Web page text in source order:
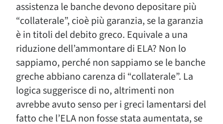
assistenza le banche devono depositare più
“collaterale”, cioè più garanzia, se la garanzia
è in titoli del debito greco. Equivale a una
riduzione dell’ammontare di ELA? Non lo
sappiamo, perché non sappiamo se le banche
greche abbiano carenza di “collaterale”. La
logica suggerisce di no, altrimenti non
avrebbe avuto senso per i greci lamentarsi del
fatto che l’ELA non fosse stata aumentata, se